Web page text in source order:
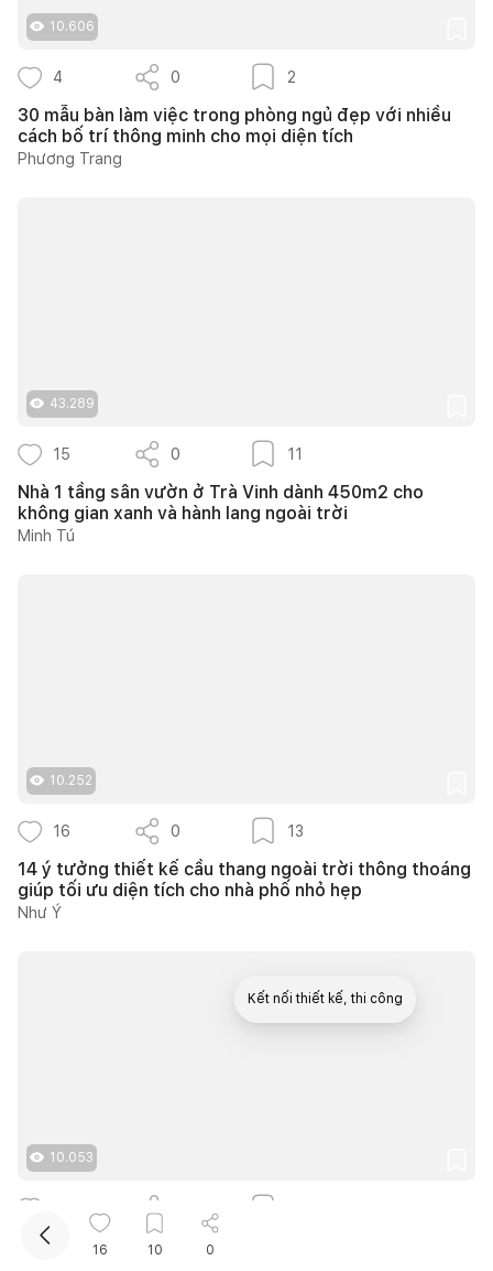
10.606
4 0 2
30 mẫu bàn làm việc trong phòng ngủ đẹp với nhiều
cách bố trí thông minh cho mọi diện tích
Phương Trang
43.289
15 0 11
Nhà 1 tầng sân vườn ở Trà Vinh dành 450m2 cho
không gian xanh và hành lang ngoài trời
Minh Tú
10.252
16 0 13
14 ý tưởng thiết kế cầu thang ngoài trời thông thoáng
giúp tối ưu diện tích cho nhà phố nhỏ hẹp
Như Ý
10.053
Căn hộ The Infiniti 175m2 thiết kế hiện đại kết hợp
16 10 0
Kết nối thiết kế, thi công